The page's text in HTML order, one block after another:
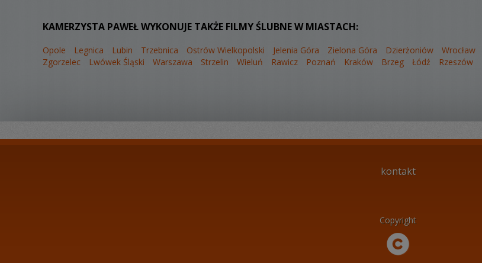
KAMERZYSTA PAWEŁ WYKONUJE TAKŻE FILMY ŚLUBNE W MIASTACH:
Opole Legnica Lubin Trzebnica Ostrów Wielkopolski Jelenia Góra Zielona Góra Dzierżoniów Wrocław
Zgorzelec
Lwówek Śląski Warszawa Strzelin Wieluń Rawicz Poznań Kraków Brzeg Łódź Rzeszów
kontakt
Copyright